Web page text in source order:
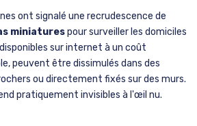
ont signalé une recrudescence de
miniaturespour surveiller les domiciles
sur internet à un coût
peuvent être dissimulés dans des
ou directement fixés sur des murs.
pratiquement invisibles à l'œil nu.